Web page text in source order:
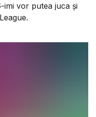
imi vor putea juca și